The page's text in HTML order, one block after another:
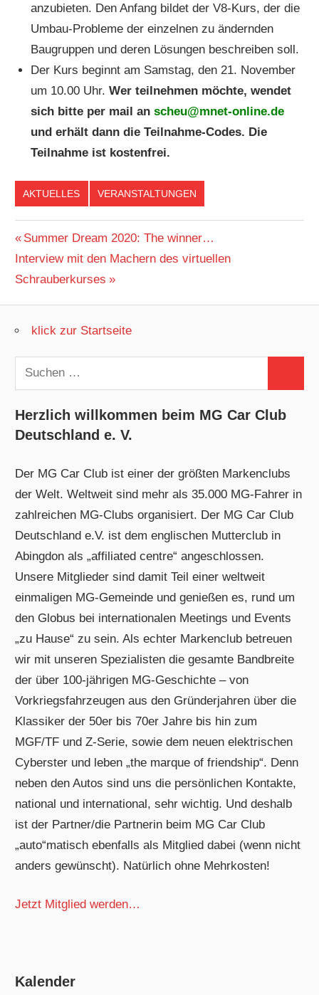
anzubieten. Den Anfang bildet der V8-Kurs, der die
Umbau-Probleme der einzelnen zu ändernden
Baugruppen und deren Lösungen beschreiben soll.
Der Kurs beginnt am Samstag, den 21. November
um 10.00 Uhr. Wer teilnehmen möchte, wendet
sich bitte per mail an scheu@mnet-online.de
und erhält dann die Teilnahme-Codes. Die
Teilnahme ist kostenfrei.
AKTUELLES VERANSTALTUNGEN
Beitragsnavigation
Vorheriger
Beitrag:
Summer Dream 2020: The winner…
Nächster
Beitrag:
Interview mit den Machern des virtuellen
Schrauberkurses
klick zur Startseite
Suchen
nach:
Herzlich willkommen beim MG Car Club
Deutschland e. V.
Der MG Car Club ist einer der größten Markenclubs
der Welt. Weltweit sind mehr als 35.000 MG-Fahrer in
zahlreichen MG-Clubs organisiert. Der MG Car Club
Deutschland e.V. ist dem englischen Mutterclub in
Abingdon als „affiliated centre“ angeschlossen.
Unsere Mitglieder sind damit Teil einer weltweit
einmaligen MG-Gemeinde und genießen es, rund um
den Globus bei internationalen Meetings und Events
„zu Hause“ zu sein. Als echter Markenclub betreuen
wir mit unseren Spezialisten die gesamte Bandbreite
der über 100-jährigen MG-Geschichte – von
Vorkriegsfahrzeugen aus den Gründerjahren über die
Klassiker der 50er bis 70er Jahre bis hin zum
MGF/TF und Z-Serie, sowie dem neuen elektrischen
Cyberster und leben „the marque of friendship“. Denn
neben den Autos sind uns die persönlichen Kontakte,
national und international, sehr wichtig. Und deshalb
ist der Partner/die Partnerin beim MG Car Club
„auto“matisch ebenfalls als Mitglied dabei (wenn nicht
anders gewünscht). Natürlich ohne Mehrkosten!
Jetzt Mitglied werden…
Kalender